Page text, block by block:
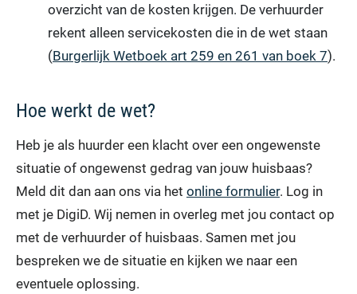
overzicht van de kosten krijgen. De verhuurder
rekent alleen servicekosten die in de wet staan
(Burgerlijk Wetboek art 259 en 261 van boek 7).
Hoe werkt de wet?
Heb je als huurder een klacht over een ongewenste
situatie of ongewenst gedrag van jouw huisbaas?
Meld dit dan aan ons via het online formulier. Log in
met je DigiD. Wij nemen in overleg met jou contact op
met de verhuurder of huisbaas. Samen met jou
bespreken we de situatie en kijken we naar een
eventuele oplossing.